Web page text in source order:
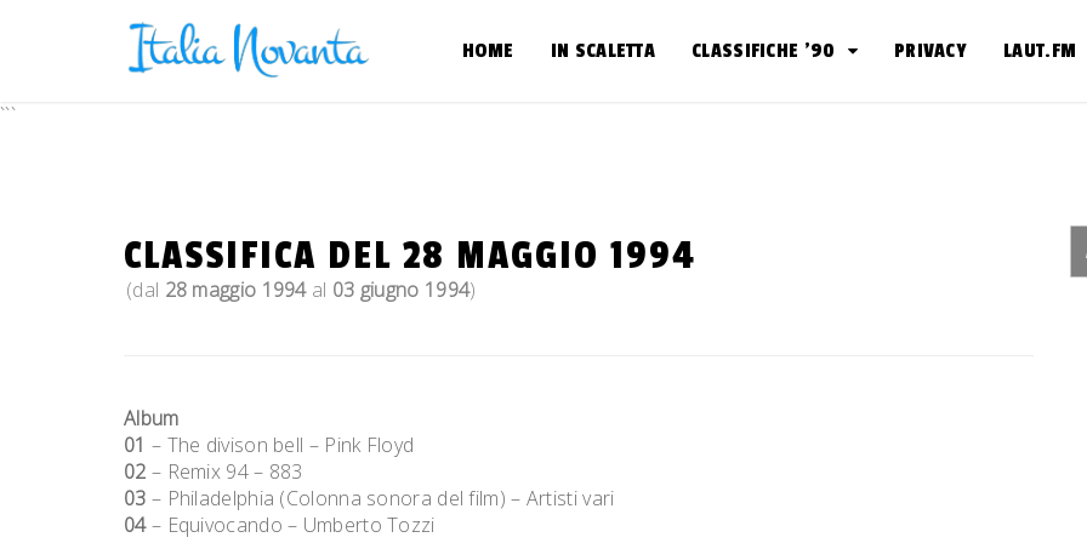
HOME IN SCALETTA CLASSIFICHE ’90 PRIVACY LAUT.FM
```
CLASSIFICA DEL 28 MAGGIO 1994
(dal 28 maggio 1994al 03 giugno 1994)
Album
01 – The divison bell – Pink Floyd
02 – Remix 94 – 883
03 – Philadelphia (Colonna sonora del film) – Artisti vari
04– Equivocando – Umberto Tozzi